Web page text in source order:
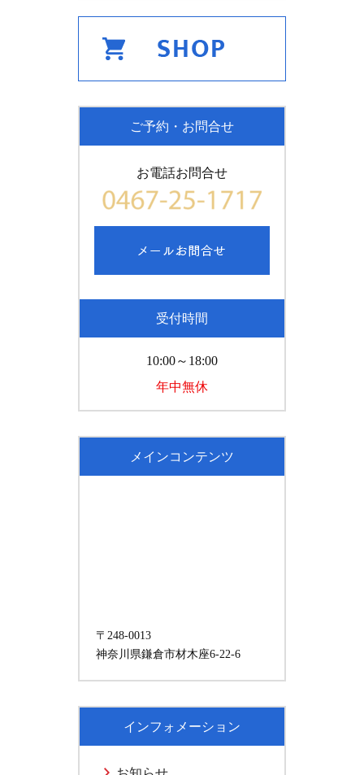
ご予約・お問合せ
お電話お問合せ
受付時間
10:00～18:00
年中無休
メインコンテンツ
〒248-0013
神奈川県鎌倉市材木座6-22-6
インフォメーション